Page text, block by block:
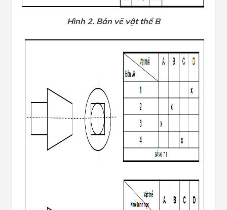
Hình 2. Bản vẽ vật thể B